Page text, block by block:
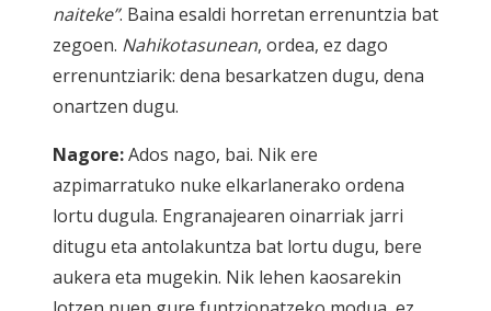
naiteke”. Baina esaldi horretan errenuntzia bat
zegoen. Nahikotasunean, ordea, ez dago
errenuntziarik: dena besarkatzen dugu, dena
onartzen dugu.
Nagore:Ados nago, bai. Nik ere
azpimarratuko nuke elkarlanerako ordena
lortu dugula. Engranajearen oinarriak jarri
ditugu eta antolakuntza bat lortu dugu, bere
aukera eta mugekin. Nik lehen kaosarekin